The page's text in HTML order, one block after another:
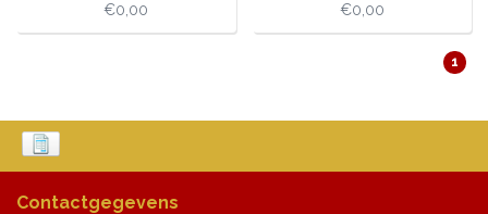
€0,00 €0,00
1
Contactgegevens